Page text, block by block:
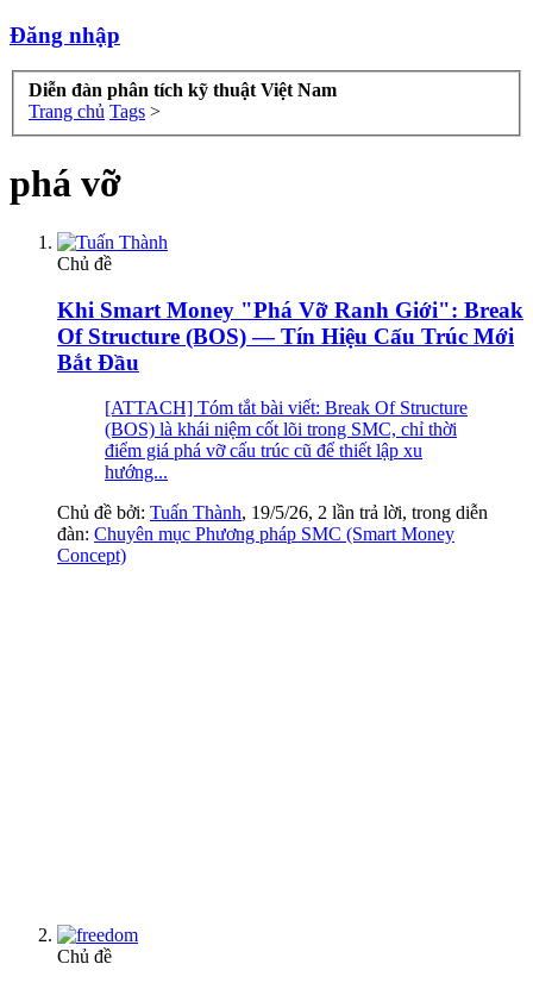
Đăng nhập
Diễn đàn phân tích kỹ thuật Việt Nam
Trang chủ Tags >
phá vỡ
Chủ đề
Khi Smart Money "Phá Vỡ Ranh Giới": Break
Of Structure (BOS) — Tín Hiệu Cấu Trúc Mới
Bắt Đầu
[ATTACH] Tóm tắt bài viết: Break Of Structure
(BOS) là khái niệm cốt lõi trong SMC, chỉ thời
điểm giá phá vỡ cấu trúc cũ để thiết lập xu
hướng...
Chủ đề bởi: Tuấn Thành, 19/5/26, 2 lần trả lời, trong diễn
đàn: Chuyên mục Phương pháp SMC (Smart Money
Concept)
Chủ đề